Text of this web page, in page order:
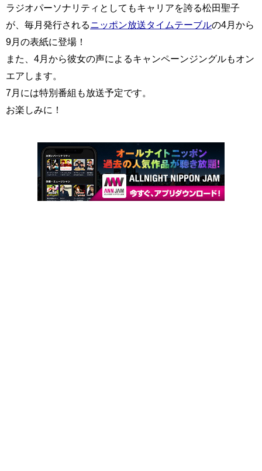
ラジオパーソナリティとしてもキャリアを誇る松田聖子
が、毎月発行されるニッポン放送タイムテーブルの4月から
9月の表紙に登場！
また、4月から彼女の声によるキャンペーンジングルもオン
エアします。
7月には特別番組も放送予定です。
お楽しみに！